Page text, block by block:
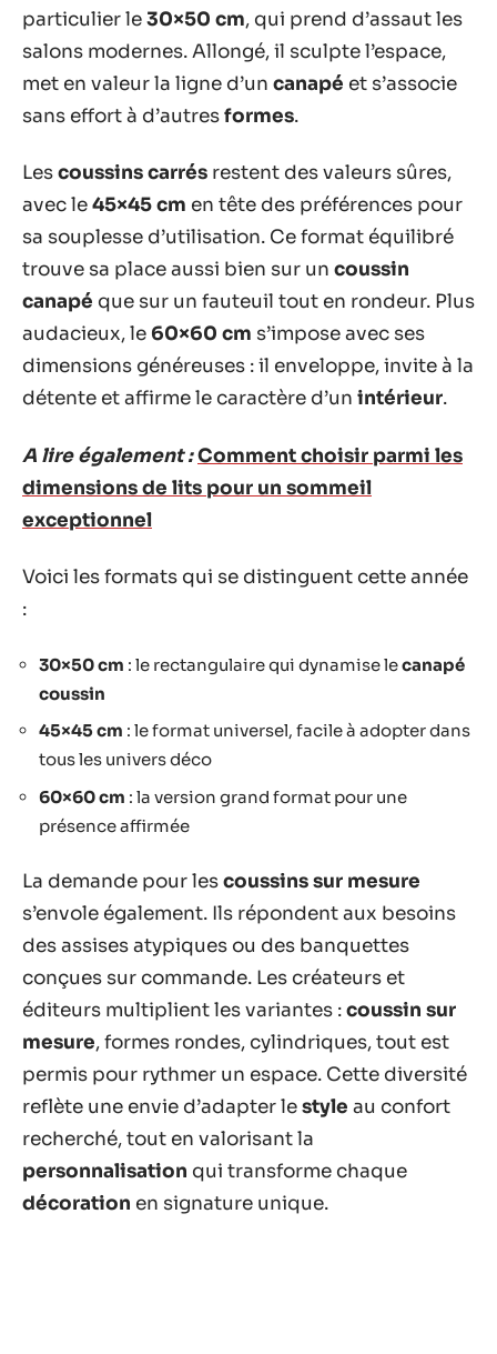
particulier le30×50 cm, qui prend d’assaut les
salons modernes. Allongé, il sculpte l’espace,
met en valeur la ligne d’un canapé et s’associe
sans effort à d’autresformes.
Lescoussins carrés restent des valeurs sûres,
avec le45×45 cm en tête des préférences pour
sa souplesse d’utilisation. Ce format équilibré
trouve sa place aussi bien sur un coussin
canapé que sur un fauteuil tout en rondeur. Plus
audacieux, le 60×60 cm s’impose avec ses
dimensions généreuses : il enveloppe, invite à la
détente et affirme le caractère d’un intérieur.
A lire également :Comment choisir parmi les
dimensions de lits pour un sommeil
exceptionnel
Voici les formats qui se distinguent cette année
:
30×50 cm : le rectangulaire qui dynamise lecanapé
coussin
45×45 cm : le format universel, facile à adopter dans
tous les univers déco
60×60 cm : la version grand format pour une
présence affirmée
La demande pour lescoussins sur mesure
s’envole également. Ils répondent aux besoins
des assises atypiques ou des banquettes
conçues sur commande. Les créateurs et
éditeurs multiplient les variantes :coussin sur
mesure, formes rondes, cylindriques, tout est
permis pour rythmer un espace. Cette diversité
reflète une envie d’adapter lestyle au confort
recherché, tout en valorisant la
personnalisation qui transforme chaque
décoration en signature unique.